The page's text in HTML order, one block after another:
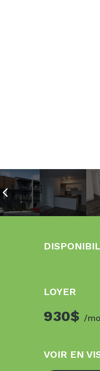
LOYER
930$ /
VOIR EN